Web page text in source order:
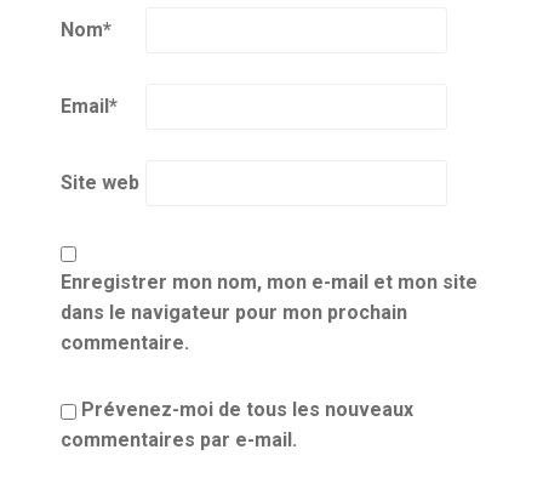
Nom*
Email*
Site web
Enregistrer mon nom, mon e-mail et mon site
dans le navigateur pour mon prochain
commentaire.
Prévenez-moi de tous les nouveaux
commentaires par e-mail.